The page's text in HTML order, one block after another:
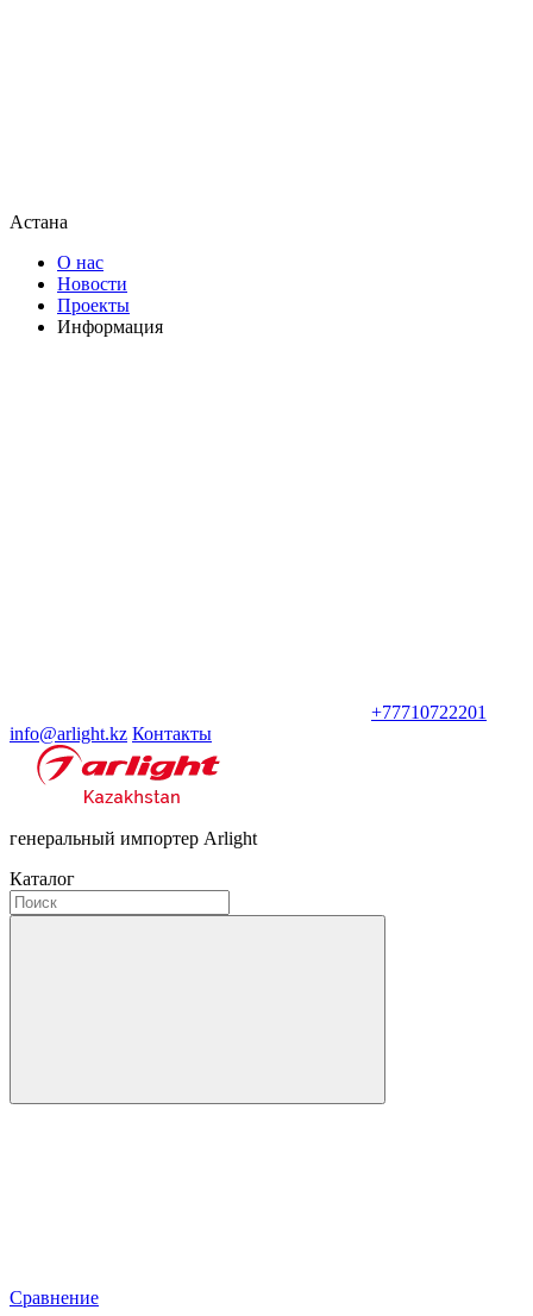
Астана
О нас
Новости
Проекты
Информация
+77710722201
info@arlight.kz Контакты
генеральный импортер Arlight
Каталог
Сравнение